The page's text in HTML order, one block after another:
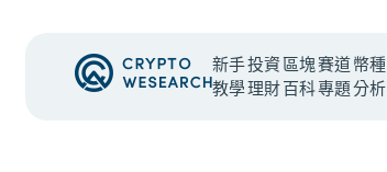
新手
教學
投資
理財
區塊
百科
賽道
專題
幣種
分析